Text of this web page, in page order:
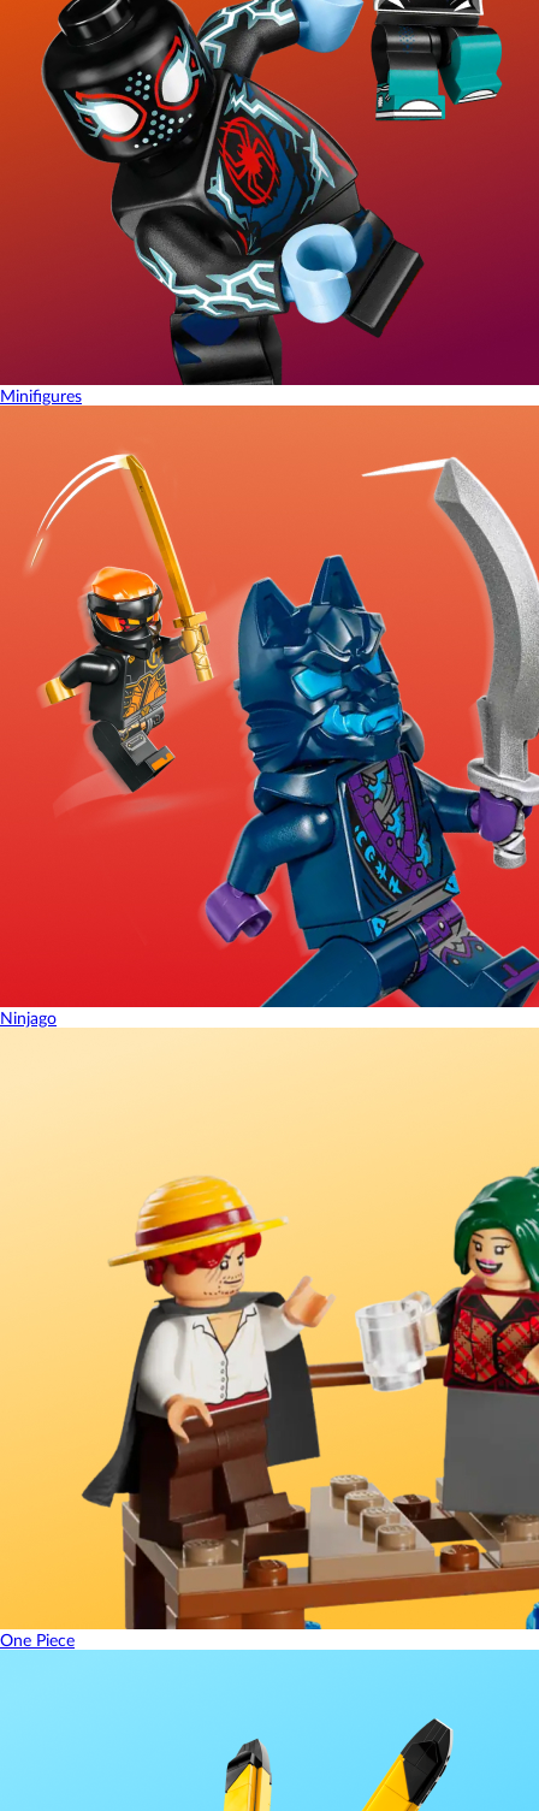
Minifigures
Ninjago
One Piece